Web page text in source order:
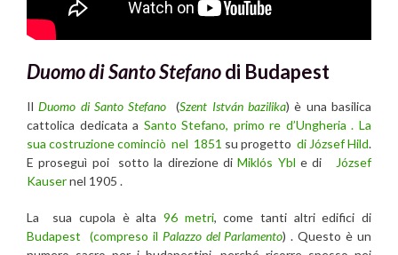
Duomo di Santo Stefanodi Budapest
IlDuomo di Santo Stefano (Szent István bazilika) è una basilica
cattolica dedicata a Santo Stefano, primo re d’Ungheria . La
sua costruzione cominciò nel 1851 su progetto di József Hild.
E proseguì poi sotto la direzione diMiklós Ybl e di
József
Kausernel 1905 .
La sua cupola è alta 96 metri, come tanti altri edifici di
Budapest
(compreso il Palazzo del Parlamento) . Questo è un